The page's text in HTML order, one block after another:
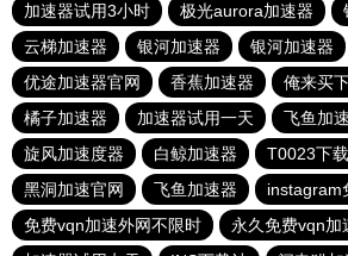
加速器试用3小时
极光aurora加速器
云梯加速器
银河加速器 银河加速器
优途加速器官网
香蕉加速器 俺来买
橘子加速器
加速器试用一天 飞鱼加
旋风加速度器
白鲸加速器 T0023下
黑洞加速官网
飞鱼加速器
instagram
免费vqn加速外网不限时
永久免费vqn加